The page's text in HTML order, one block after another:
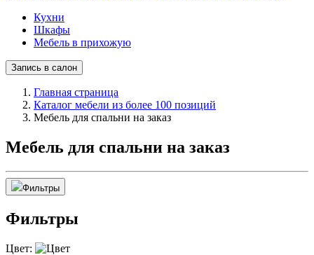
Кухни
Шкафы
Мебель в прихожую
Запись в салон
Главная страница
Каталог мебели из более 100 позиций
Мебель для спальни на заказ
Мебель для спальни на заказ
Фильтры
Фильтры
Цвет: